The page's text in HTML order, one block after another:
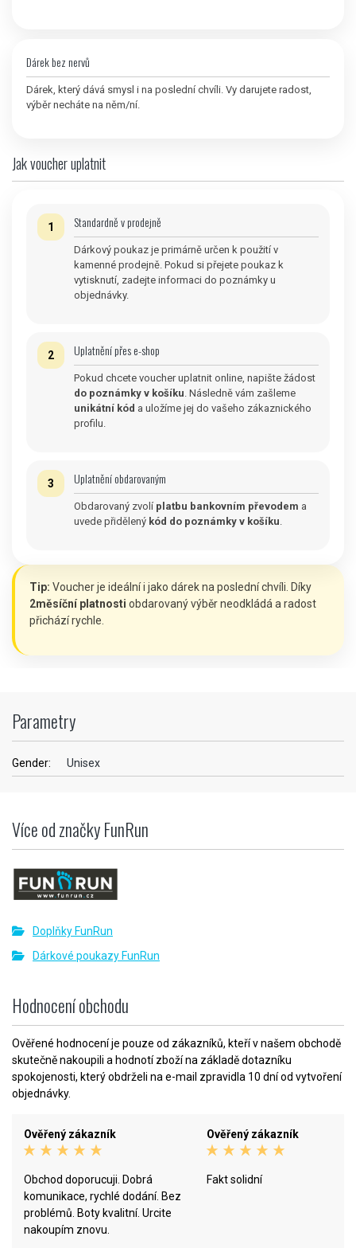
Dárek bez nervů
Dárek, který dává smysl i na poslední chvíli. Vy darujete radost,
výběr necháte na něm/ní.
Jak voucher uplatnit
1 Standardně v prodejně
Dárkový poukaz je primárně určen k použití v
kamenné prodejně. Pokud si přejete poukaz k
vytisknutí, zadejte informaci do poznámky u
objednávky.
2 Uplatnění přes e-shop
Pokud chcete voucher uplatnit online, napište žádost
do poznámky v košíku. Následně vám zašleme
unikátní kód a uložíme jej do vašeho zákaznického
profilu.
3 Uplatnění obdarovaným
Obdarovaný zvolí platbu bankovním převodem a
uvede přidělený kód do poznámky v košíku.
Tip: Voucher je ideální i jako dárek na poslední chvíli. Díky
2měsíční platnosti obdarovaný výběr neodkládá a radost
přichází rychle.
Parametry
Gender: Unisex
Více od značky FunRun
Doplňky FunRun
Dárkové poukazy FunRun
Hodnocení obchodu
Ověřené hodnocení je pouze od zákazníků, kteří v našem obchodě
skutečně nakoupili a hodnotí zboží na základě dotazníku
spokojenosti, který obdrželi na e-mail zpravidla 10 dní od vytvoření
objednávky.
Ověřený zákazník
Obchod doporucuji. Dobrá
komunikace, rychlé dodání. Bez
problémů. Boty kvalitní. Urcite
nakoupím znovu.
Ověřený zákazník
Fakt solidní